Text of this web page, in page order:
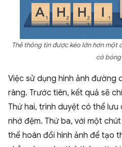
Thẻ thông tin được kéo lớn hơn một
có
Việc sử dụng hình ảnh đường
ràng. Trước tiên, kết quả sẽ
Thứ hai, trình duyệt có thể lưu
nhớ đệm. Thứ ba, với một
thể hoán đổi hình ảnh để tạo